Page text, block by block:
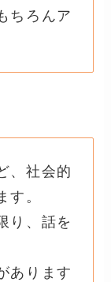
ちろんア
、社会的
す。
り、話を
あります